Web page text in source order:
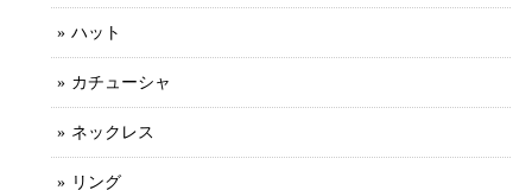
ハット
カチューシャ
ネックレス
リング